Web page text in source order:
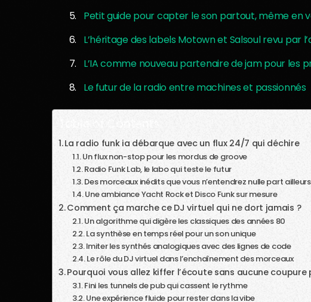
Petit guide pour capter le son partout, même en
L’héritage des labels Motown et Salsoul revu par
L’IA comme nouveau partenaire de jam pour les
Le futur de la radio entre machines et passionnés
La radio funk ia débarque avec un flux 24/7 qui déchire
Un flux non-stop pour les mordus de groove
Radio Funk Lab, le labo qui teste le futur
Des morceaux inédits que vous n’entendrez nulle part ailleurs
Une ambiance Yacht Rock et Disco Funk sur mesure
Comment ça marche ce DJ virtuel qui ne dort jamais ?
Un algorithme qui digère les classiques des années 80
La synthèse en temps réel pour un son unique
Imiter les synthés analogiques avec des lignes de code
Le rôle du DJ virtuel dans l’enchaînement des morceaux
Pourquoi vous allez kiffer l’écoute sans aucune coupure
Fini les tunnels de pub qui cassent le rythme
Une expérience fluide pour rester dans la vibe